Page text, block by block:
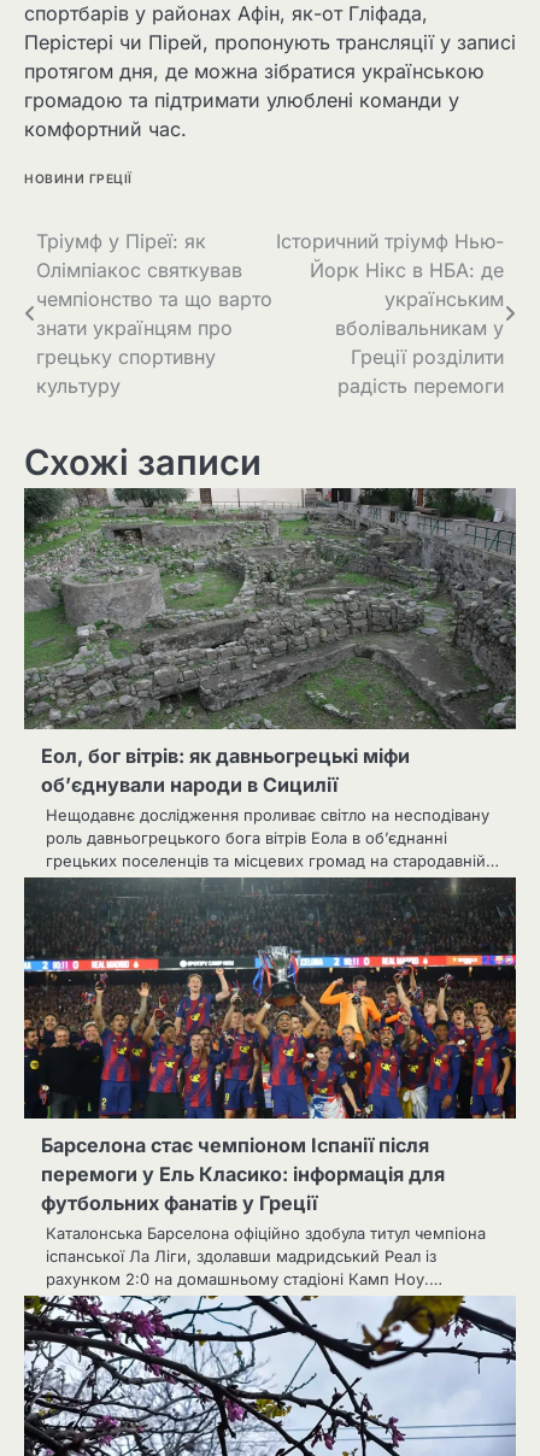
спортбарів у районах Афін, як-от Гліфада,
Перістері чи Пірей, пропонують трансляції у записі
протягом дня, де можна зібратися українською
громадою та підтримати улюблені команди у
комфортний час.
НОВИНИ ГРЕЦІЇ
Тріумф у Піреї: як
Олімпіакос святкував
чемпіонство та що варто
знати українцям про
грецьку спортивну
культуру
Історичний тріумф Нью-
Йорк Нікс в НБА: де
українським
вболівальникам у
Греції розділити
радість перемоги
Схожі записи
Еол, бог вітрів: як давньогрецькі міфи
об’єднували народи в Сицилії
Нещодавнє дослідження проливає світло на несподівану
роль давньогрецького бога вітрів Еола в об’єднанні
грецьких поселенців та місцевих громад на стародавній…
Барселона стає чемпіоном Іспанії після
перемоги у Ель Класико: інформація для
футбольних фанатів у Греції
Каталонська Барселона офіційно здобула титул чемпіона
іспанської Ла Ліги, здолавши мадридський Реал із
рахунком 2:0 на домашньому стадіоні Камп Ноу.…